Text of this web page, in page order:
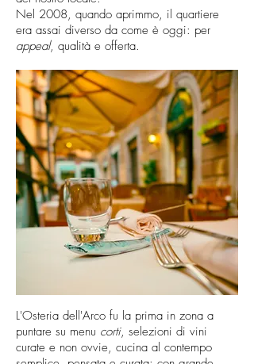
Nel 2008, quando aprimmo, il quartiere
era assai diverso da come è oggi: per
appeal, qualità e offerta.
L'Osteria dell'Arco fu la prima in zona a
puntare su menu corti, selezioni di vini
curate e non ovvie, cucina al contempo